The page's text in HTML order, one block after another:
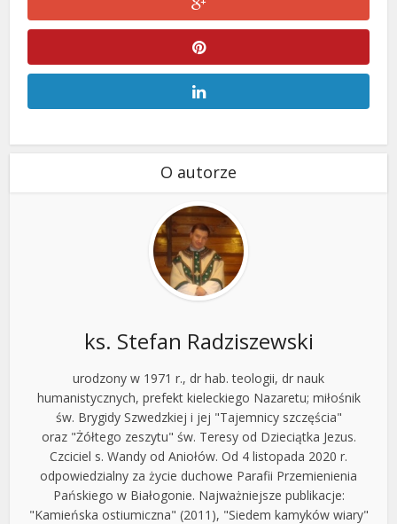
O autorze
ks. Stefan Radziszewski
urodzony w 1971 r., dr hab. teologii, dr nauk
humanistycznych, prefekt kieleckiego Nazaretu; miłośnik
św. Brygidy Szwedzkiej i jej "Tajemnicy szczęścia"
oraz "Żółtego zeszytu" św. Teresy od Dzieciątka Jezus.
Czciciel s. Wandy od Aniołów. Od 4 listopada 2020 r.
odpowiedzialny za życie duchowe Parafii Przemienienia
Pańskiego w Białogonie. Najważniejsze publikacje:
"Kamieńska ostiumiczna" (2011), "Siedem kamyków wiary"